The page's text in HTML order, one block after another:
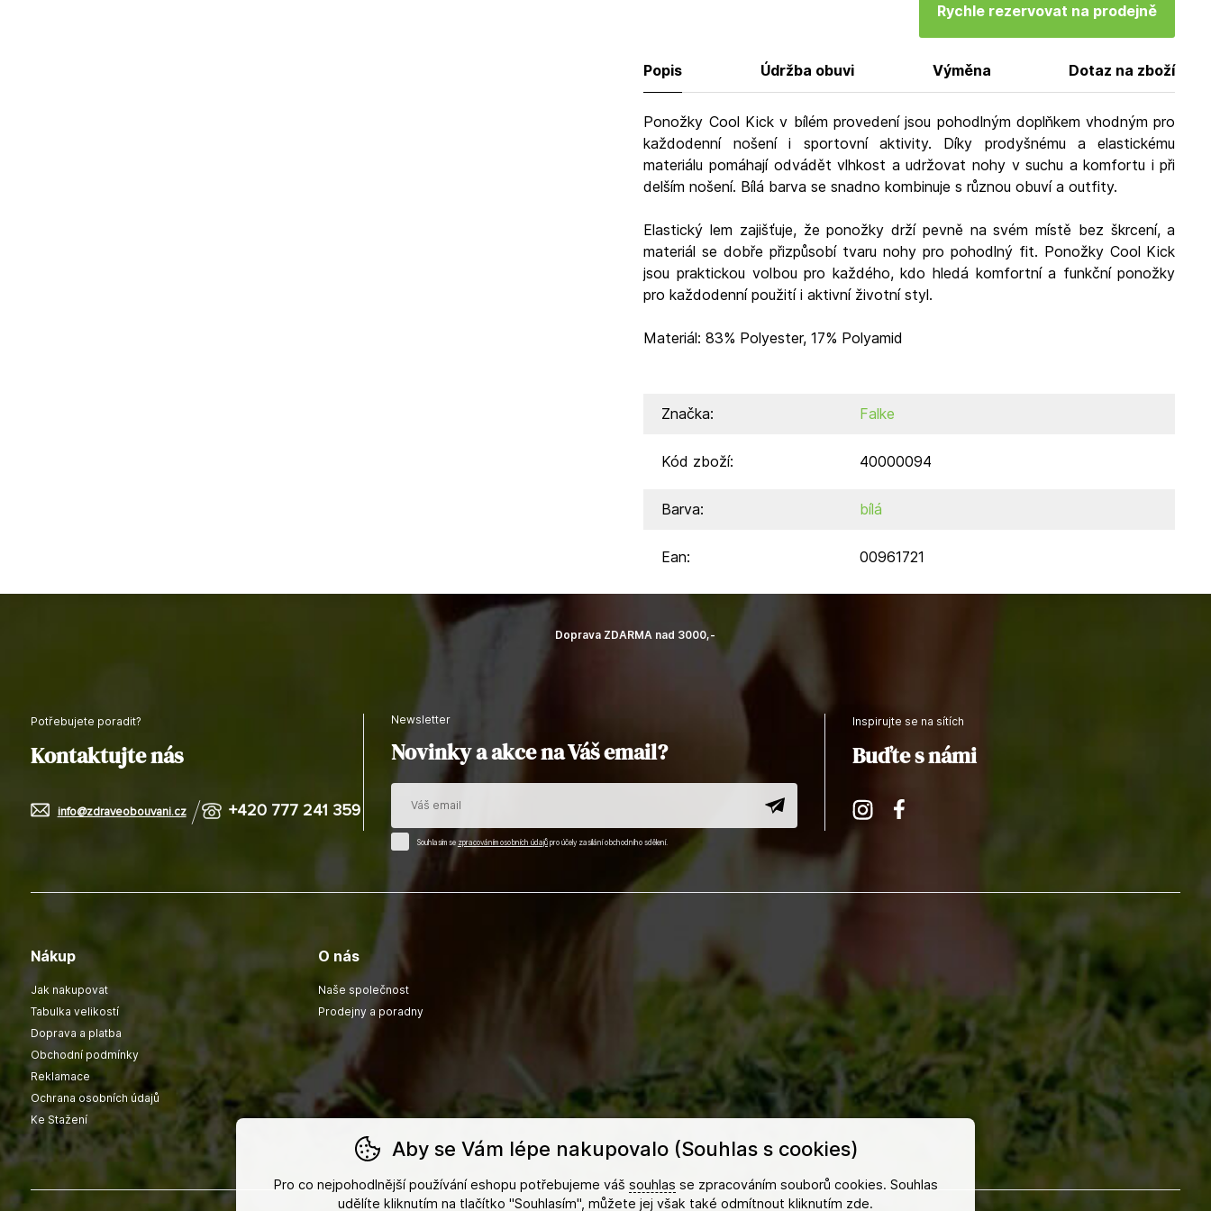
Rychle rezervovat na prodejně
Popis Údržba obuvi Výměna Dotaz na zboží
Ponožky Cool Kick v bílém provedení jsou pohodlným doplňkem vhodným pro
každodenní nošení i sportovní aktivity. Díky prodyšnému a elastickému
materiálu pomáhají odvádět vlhkost a udržovat nohy v suchu a komfortu i při
delším nošení. Bílá barva se snadno kombinuje s různou obuví a outfity.
Elastický lem zajišťuje, že ponožky drží pevně na svém místě bez škrcení, a
materiál se dobře přizpůsobí tvaru nohy pro pohodlný fit. Ponožky Cool Kick
jsou praktickou volbou pro každého, kdo hledá komfortní a funkční ponožky
pro každodenní použití i aktivní životní styl.
Materiál: 83% Polyester, 17% Polyamid
Značka: Falke
Kód zboží: 40000094
Barva: bílá
Ean: 00961721
Doprava ZDARMA nad 3000,-
Potřebujete poradit?
Kontaktujte nás
info@zdraveobouvani.cz +420 777 241 359
newsletter
Novinky a akce na Váš email?
Souhlasím se zpracováním osobních údajůpro účely zasílání obchodního sdělení.
Inspirujte se na sítích
Buďte s námi
InstagramFacebook
Nákup
Jak nakupovat
Tabulka velikostí
Doprava a platba
Obchodní podmínky
Reklamace
Ochrana osobních údajů
Ke Stažení
O nás
Naše společnost
Prodejny a poradny
Aby se Vám lépe nakupovalo (Souhlas s cookies)
Pro co nejpohodlnější používání eshopu potřebujeme váš souhlas se zpracováním souborů cookies. Souhlas
udělíte kliknutím na tlačítko "Souhlasím", můžete jej však také odmítnout kliknutím zde.